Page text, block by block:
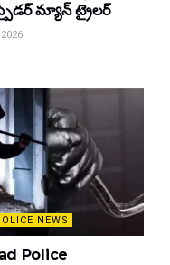
మ్యాన్ ట్రైలర్
NEWS
Police